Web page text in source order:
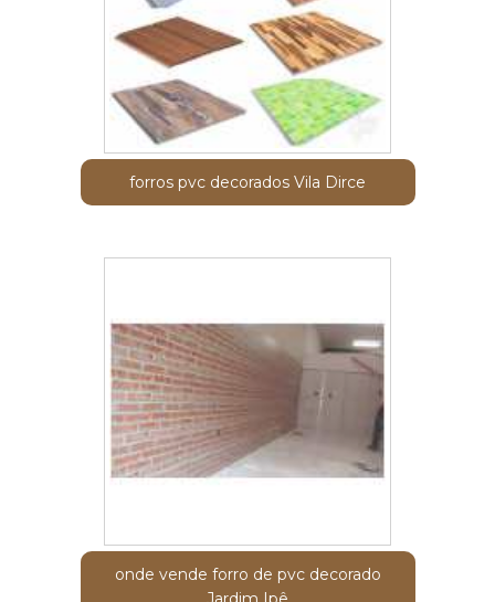
forros pvc decorados Vila Dirce
onde vende forro de pvc decorado